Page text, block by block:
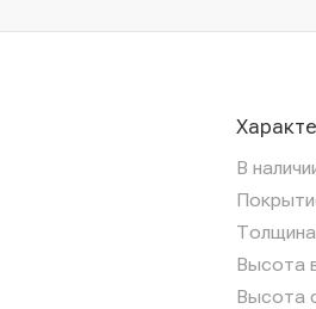
В
Высота
Высота